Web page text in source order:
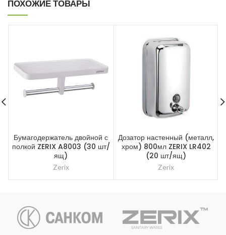
ПОХОЖИЕ ТОВАРЫ
Бумагодержатель двойной с
полкой ZERIX A8003 (30 шт/
ящ)
Zerix
Дозатор настенный (металл,
хром) 800мл ZERIX LR402
(20 шт/ящ)
Zerix